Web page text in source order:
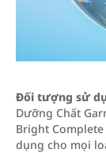
Đối tượng sử
Dưỡng Chất
Bright
dụng cho mọi